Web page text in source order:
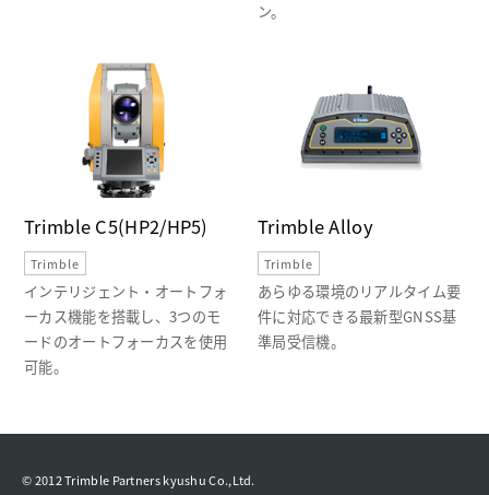
ン。
Trimble C5(HP2/HP5)
Trimble
インテリジェント・オートフォ
ーカス機能を搭載し、3つのモ
ードのオートフォーカスを使用
可能。
Trimble Alloy
Trimble
あらゆる環境のリアルタイム要
件に対応できる最新型GNSS基
準局受信機。
© 2012 Trimble Partners kyushu Co.,Ltd.